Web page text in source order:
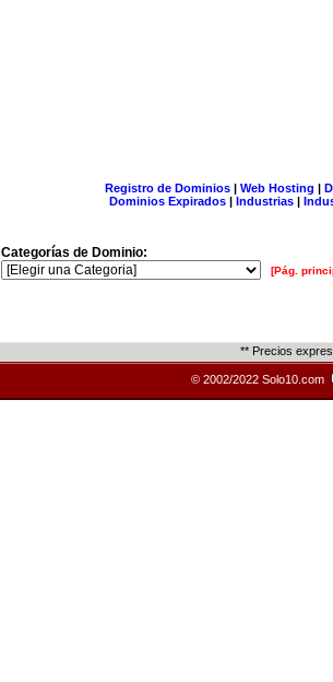
Registro de Dominios| Web Hosting |
Dominios Expirados | Industrias |
Categorías de Dominio:
[Pág.
** Precios
© 2002/2022 Solo10.com